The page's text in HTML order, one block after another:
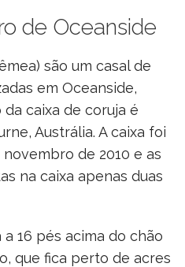
de Oceanside
são um casal de
em Oceanside,
caixa de coruja é
Austrália. A caixa foi
de 2010 e as
na caixa apenas duas
16 pés acima do chão
que fica perto de acres